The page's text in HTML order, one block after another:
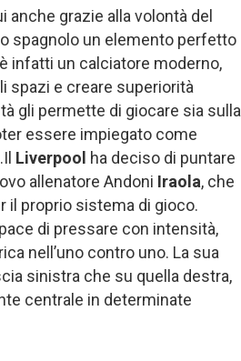
anche grazie alla volontà del
spagnolo un elemento perfetto
è infatti un calciatore moderno,
spazi e creare superiorità
gli permette di giocare sia sulla
essere impiegato come
Liverpool ha deciso di puntare
allenatore Andoni Iraola, che
il proprio sistema di gioco.
di pressare con intensità,
nell’uno contro uno. La sua
sinistra che su quella destra,
centrale in determinate